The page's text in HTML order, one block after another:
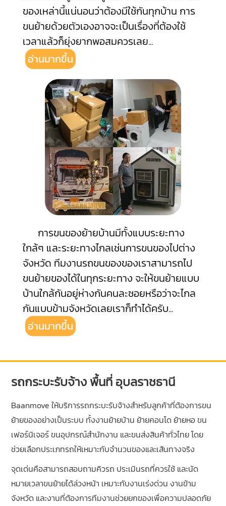
ของเหล่านี้แน่นอนว่าต้องมีใช้กันทุกบ้าน การ
ขนย้ายด้วยตัวเองอาจจะเป็นเรื่องที่ต้องใช้
เวลาแล้วก็ยุ่งยากพอสมควรเลย...
อ่านมากขึ้น
การขนของย้ายบ้านมีทั้งแบบระยะทาง
ใกล้ๆ และระยะทางไกลเช่นการขนของไปต่าง
จังหวัด ทีมงานรถขนของของเราสามารถไป
ขนย้ายของได้ในทุกระยะทาง จะให้ขนย้ายแบบ
บ้านใกล้กันอยู่ห่างกันคนละซอยหรือว่าจะไกล
กันแบบข้ามจังหวัดเลยเราก็ทำได้ครับ...
อ่านมากขึ้น
รถกระบะรับจ้าง พื้นที่ อุบลราชธานี
Baanmove ให้บริการรถกระบะรับจ้างสำหรับลูกค้าที่ต้องการขน
ย้ายของอย่างเป็นระบบ ทั้งงานย้ายบ้าน ย้ายคอนโด ย้ายหอ ขน
เฟอร์นิเจอร์ ขนอุปกรณ์สำนักงาน และขนส่งสินค้าทั่วไทย โดย
ช่วยเลือกประเภทรถให้เหมาะกับจำนวนของและเส้นทางจริง
จุดเด่นคือสามารถสอบถามคิวรถ ประเมินรถที่ควรใช้ และนัด
หมายเวลาขนย้ายได้ล่วงหน้า เหมาะกับงานเร่งด่วน งานข้าม
จังหวัด และงานที่ต้องการทีมงานช่วยยกของเพื่อความปลอดภัย